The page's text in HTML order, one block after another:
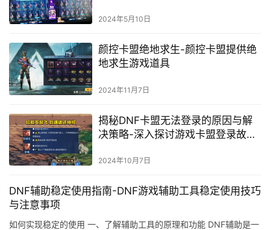
2024年5月10日
颜控卡盟绝地求生-颜控卡盟提供绝
地求生游戏道具
2024年11月7日
揭秘DNF卡盟无法登录的原因与解
决策略-深入探讨游戏卡盟登录故障
2024年10月7日
DNF辅助稳定使用指南-DNF游戏辅助工具稳定使用技巧
与注意事项
如何实现稳定的使用 一、了解辅助工具的原理和功能 DNF辅助是一